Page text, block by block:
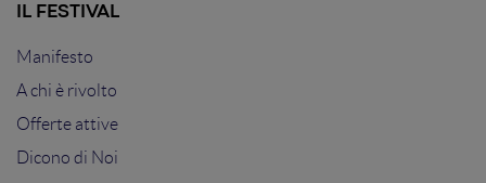
IL FESTIVAL
Manifesto
A chi è rivolto
Offerte attive
Dicono di Noi